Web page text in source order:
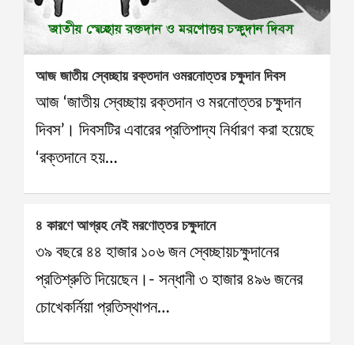
আজ জাতীয় স্বেচ্ছায় রক্তদান ওমরনোত্তর চক্ষুদান দিবস
আজ ‘জাতীয় স্বেচ্ছায় রক্তদান ও মরনোত্তর চক্ষুদান
দিবস’। দিবসটির এবারের প্রতিপাদ্য নির্ধারণ করা হয়েছে
‘রক্তদানে হয়…
৪ কারণে আগ্রহ নেই মরণোত্তর চক্ষুদানে
৩৯ বছরে ৪৪ হাজার ১০৬ জন স্বেচ্ছায়চক্ষুদানের
প্রতিশ্রুতি দিয়েছেন।- সন্ধানী ৩ হাজার ৪৯৬ জনের
চোখেকর্নিয়া প্রতিস্থাপন…